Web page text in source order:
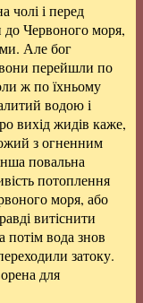
і перед
Червоного моря,
Але бог
перейшли по
ж по їхньому
водою і
вихід жидів каже,
з огненним
повальна
потоплення
моря, або
витіснити
потім вода знов
затоку.
для